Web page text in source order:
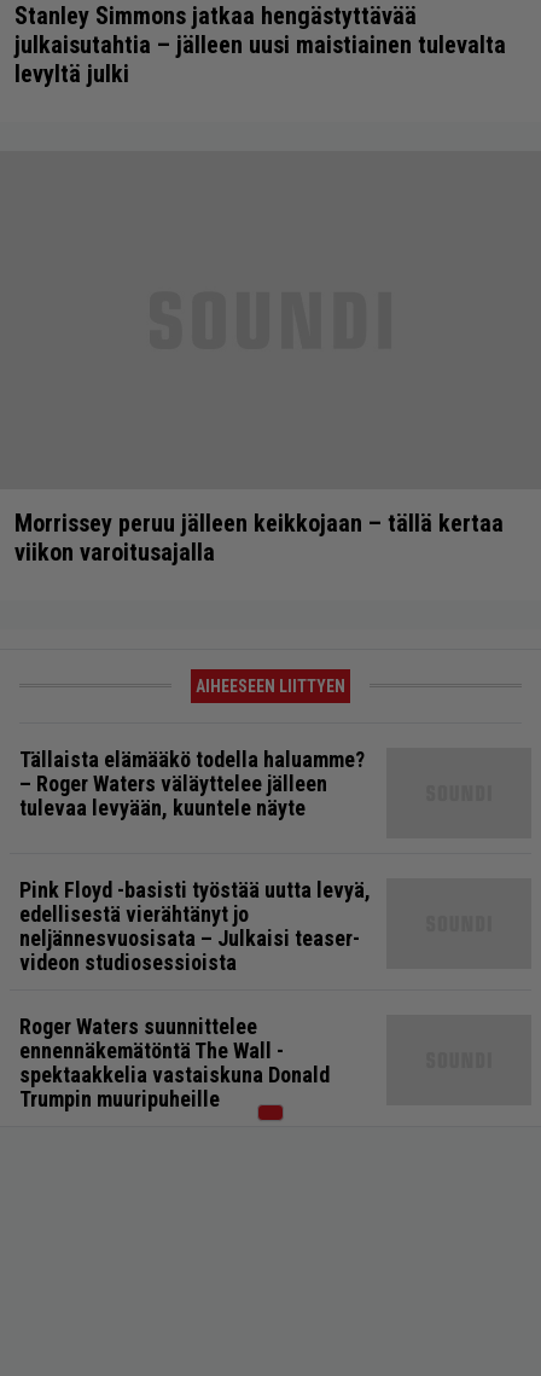
Stanley Simmons jatkaa hengästyttävää
julkaisutahtia – jälleen uusi maistiainen tulevalta
levyltä julki
Morrissey peruu jälleen keikkojaan – tällä kertaa
viikon varoitusajalla
AIHEESEEN LIITTYEN
Tällaista elämääkö todella haluamme?
– Roger Waters väläyttelee jälleen
tulevaa levyään, kuuntele näyte
Pink Floyd -basisti työstää uutta levyä,
edellisestä vierähtänyt jo
neljännesvuosisata – Julkaisi teaser-
videon studiosessioista
Roger Waters suunnittelee
ennennäkemätöntä The Wall -
spektaakkelia vastaiskuna Donald
Trumpin muuripuheille